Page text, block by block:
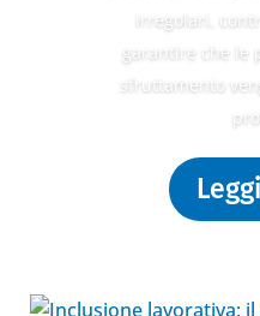
irregolari,
garantire che le
sfruttamento